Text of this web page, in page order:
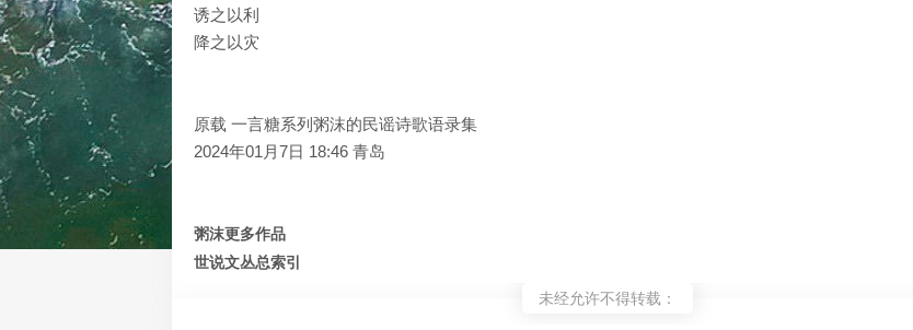
诱之以利
降之以灾
原载 一言糖系列粥沫的民谣诗歌语录集
2024年01月7日 18:46 青岛
粥沫更多作品
世说文丛总索引
未经允许不得转载：